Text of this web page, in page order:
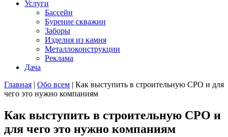
Услуги
Бассейн
Бурение скважин
Заборы
Изделия из камня
Металлоконструкции
Реклама
Дача
Вы здесь
Главная | Обо всем | Как выступить в строительную СРО и для
чего это нужно компаниям
Как выступить в строительную СРО и
для чего это нужно компаниям